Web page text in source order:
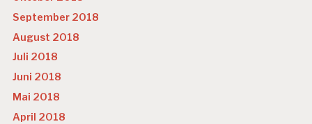
September 2018
August 2018
Juli 2018
Juni 2018
Mai 2018
April 2018